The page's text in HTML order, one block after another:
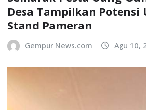
Desa Tampilkan Potensi
Stand Pameran
Gempur News.com Agu 10,